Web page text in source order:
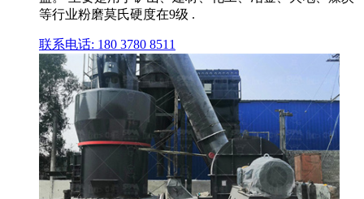
等行业粉磨莫氏硬度在9级 .
联系电话: 180 3780 8511